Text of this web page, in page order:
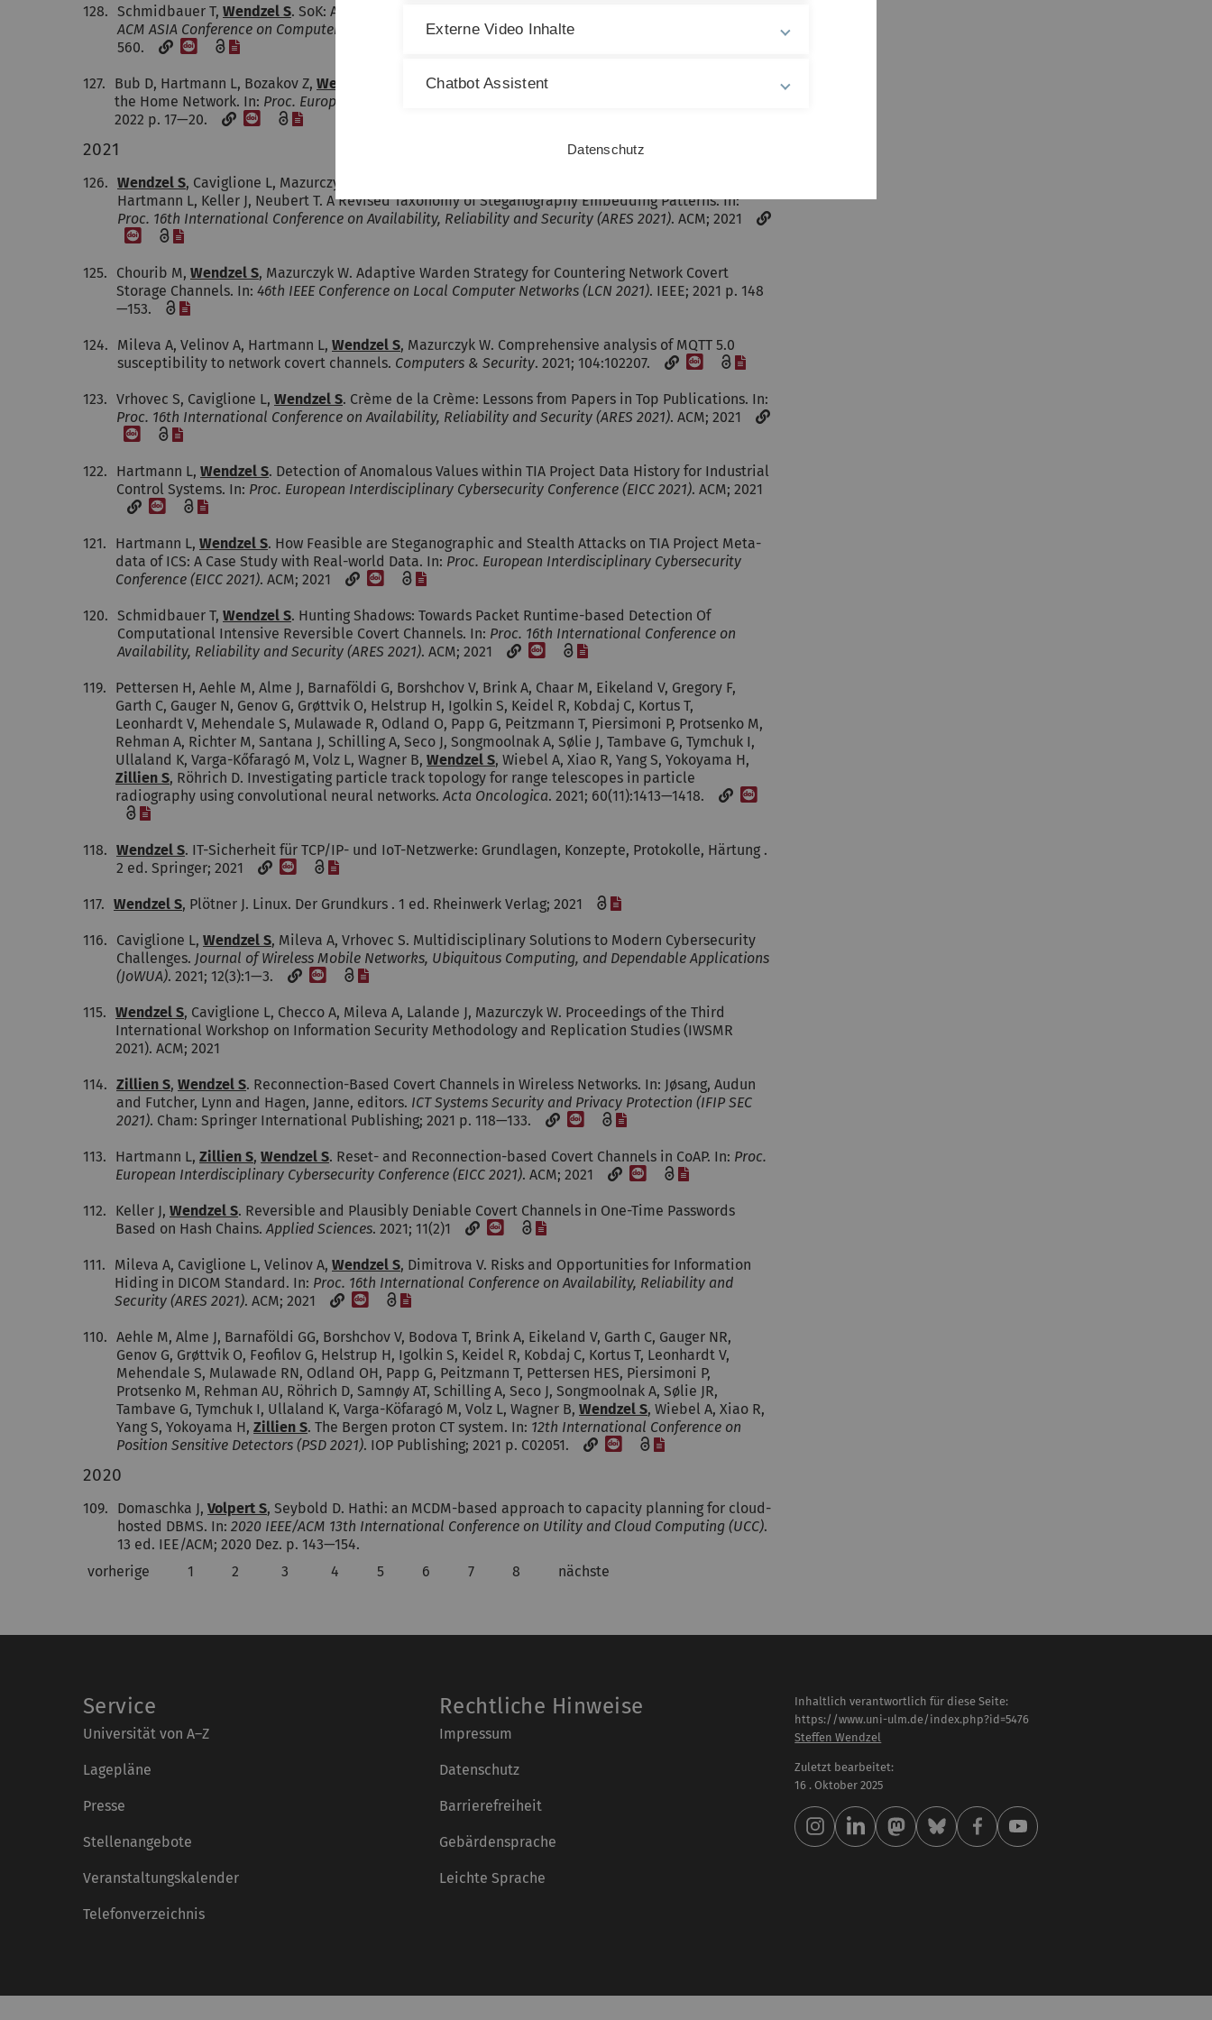
128. Schmidbauer T, Wendzel S. SoK: A Survey Of Indirect Network-level Covert Channels. In:
ACM ASIA Conference on Computer and Communications Security (AsiaCCS 2022)
560.
[DOI]
127. Bub D, Hartmann L, Bozakov Z, Wendzel S
. Towards Passive Identification of Aged Android Devices in
the Home Network. In: Proc. European Interdisciplinary Cybersecurity Conference (EICC 2022)
2022 p. 17—20.
[DOI]
2021
126. Wendzel S, Caviglione L, Mazurczyk W, Mileva A, Dittmann J, Krätzer C, Lamshöft K, Vielhauer C,
Hartmann L, Keller J, Neubert T. A Revised Taxonomy of Steganography Embedding Patterns. In:
Proc. 16th International Conference on Availability, Reliability and Security (ARES 2021). ACM; 2021
[DOI]
125. Chourib M, Wendzel S, Mazurczyk W. Adaptive Warden Strategy for Countering Network Covert
Storage Channels. In: 46th IEEE Conference on Local Computer Networks (LCN 2021). IEEE; 2021 p. 148
—153.
124. Mileva A, Velinov A, Hartmann L, Wendzel S, Mazurczyk W. Comprehensive analysis of MQTT 5.0
susceptibility to network covert channels. Computers & Security. 2021; 104:102207. [DOI]
123. Vrhovec S, Caviglione L, Wendzel S. Crème de la Crème: Lessons from Papers in Top Publications. In:
Proc. 16th International Conference on Availability, Reliability and Security (ARES 2021). ACM; 2021
[DOI]
122. Hartmann L, Wendzel S. Detection of Anomalous Values within TIA Project Data History for Industrial
Control Systems. In: Proc. European Interdisciplinary Cybersecurity Conference (EICC 2021). ACM; 2021
[DOI]
121. Hartmann L, Wendzel S. How Feasible are Steganographic and Stealth Attacks on TIA Project Meta-
data of ICS: A Case Study with Real-world Data. In: Proc. European Interdisciplinary Cybersecurity
Conference (EICC 2021). ACM; 2021 [DOI]
120. Schmidbauer T, Wendzel S. Hunting Shadows: Towards Packet Runtime-based Detection Of
Computational Intensive Reversible Covert Channels. In: Proc. 16th International Conference on
Availability, Reliability and Security (ARES 2021). ACM; 2021 [DOI]
119.
Pettersen H, Aehle M, Alme J, Barnaföldi G, Borshchov V, Brink A, Chaar M, Eikeland V, Gregory F,
Garth C, Gauger N, Genov G, Grøttvik O, Helstrup H, Igolkin S, Keidel R, Kobdaj C, Kortus T,
Leonhardt V, Mehendale S, Mulawade R, Odland O, Papp G, Peitzmann T, Piersimoni P, Protsenko M,
Rehman A, Richter M, Santana J, Schilling A, Seco J, Songmoolnak A, Sølie J, Tambave G, Tymchuk I,
Ullaland K, Varga-Kőfaragó M, Volz L, Wagner B, Wendzel S, Wiebel A, Xiao R, Yang S, Yokoyama H,
Zillien S, Röhrich D. Investigating particle track topology for range telescopes in particle
radiography using convolutional neural networks.Acta Oncologica. 2021; 60(11):1413—1418.
118. Wendzel S. IT-Sicherheit für TCP/IP- und IoT-Netzwerke: Grundlagen, Konzepte, Protokolle, Härtung .
2 ed. Springer; 2021
[DOI]
117. Wendzel S, Plötner J. Linux. Der Grundkurs . 1 ed. Rheinwerk Verlag; 2021
116. Caviglione L, Wendzel S, Mileva A, Vrhovec S. Multidisciplinary Solutions to Modern Cybersecurity
Challenges. Journal of Wireless Mobile Networks, Ubiquitous Computing, and Dependable Applications
(JoWUA). 2021; 12(3):1—3. [DOI]
115. Wendzel S, Caviglione L, Checco A, Mileva A, Lalande J, Mazurczyk W. Proceedings of the Third
International Workshop on Information Security Methodology and Replication Studies (IWSMR
2021). ACM; 2021
114. Zillien S, Wendzel S. Reconnection-Based Covert Channels in Wireless Networks. In: Jøsang, Audun
and Futcher, Lynn and Hagen, Janne, editors. ICT Systems Security and Privacy Protection (IFIP SEC
2021). Cham: Springer International Publishing; 2021 p. 118—133. [DOI]
113. Hartmann L, Zillien S, Wendzel S. Reset- and Reconnection-based Covert Channels in CoAP. In: Proc.
European Interdisciplinary Cybersecurity Conference (EICC 2021). ACM; 2021 [DOI]
112. Keller J, Wendzel S. Reversible and Plausibly Deniable Covert Channels in One-Time Passwords
Based on Hash Chains.Applied Sciences. 2021; 11(2)1 [DOI]
111. Mileva A, Caviglione L, Velinov A, Wendzel S, Dimitrova V. Risks and Opportunities for Information
Hiding in DICOM Standard. In: Proc. 16th International Conference on Availability, Reliability and
Security (ARES 2021). ACM; 2021 [DOI]
110. Aehle M, Alme J, Barnaföldi GG, Borshchov V, Bodova T, Brink A, Eikeland V, Garth C, Gauger NR,
Genov G, Grøttvik O, Feofilov G, Helstrup H, Igolkin S, Keidel R, Kobdaj C, Kortus T, Leonhardt V,
Mehendale S, Mulawade RN, Odland OH, Papp G, Peitzmann T, Pettersen HES, Piersimoni P,
Protsenko M, Rehman AU, Röhrich D, Samnøy AT, Schilling A, Seco J, Songmoolnak A, Sølie JR,
Tambave G, Tymchuk I, Ullaland K, Varga-Köfaragó M, Volz L, Wagner B, Wendzel S, Wiebel A, Xiao R,
Yang S, Yokoyama H, Zillien S. The Bergen proton CT system. In: 12th International Conference on
Position Sensitive Detectors (PSD 2021). IOP Publishing; 2021 p. C02051. [DOI]
2020
109. Domaschka J, Volpert S, Seybold D. Hathi: an MCDM-based approach to capacity planning for cloud-
hosted DBMS. In: 2020 IEEE/ACM 13th International Conference on Utility and Cloud Computing (UCC).
13 ed. IEE/ACM; 2020 Dez. p. 143—154.
vorherige
1 2 3 4 5 6 7 8 nächste
Service
Universität von A–Z
Lagepläne
Presse
Stellenangebote
Veranstaltungskalender
Telefonverzeichnis
Rechtliche Hinweise
Impressum
Datenschutz
Barrierefreiheit
Gebärdensprache
Leichte Sprache
Inhaltlich verantwortlich für diese Seite:
https://www.uni-ulm.de/index.php?id=5476
Steffen Wendzel
Zuletzt bearbeitet:
16 . Oktober 2025
Externe Video Inhalte
Chatbot Assistent
Datenschutz